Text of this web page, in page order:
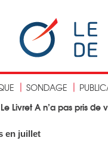
SONDAGE
Le Livret A n’a pas pris
en juillet